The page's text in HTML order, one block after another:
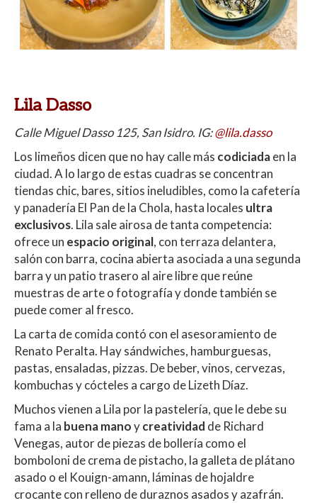
Lila Dasso
Calle Miguel Dasso 125, San Isidro. IG:@lila.dasso
Los limeños dicen que no hay calle más codiciadaen la
ciudad. A lo largo de estas cuadras se concentran
tiendas chic, bares, sitios ineludibles, como la cafetería
y panadería El Pan de la Chola, hasta locales ultra
exclusivos. Lila sale airosa de tanta competencia:
ofrece un espacio original, conterraza delantera,
salón con barra, cocina abierta asociada a una segunda
barra y un patio trasero al aire libre que reúne
muestras de arte o fotografía y donde también se
puede comer al fresco.
La carta de comida contó con el asesoramiento de
Renato Peralta. Hay sándwiches, hamburguesas,
pastas, ensaladas, pizzas. De beber, vinos, cervezas,
kombuchas y cócteles a cargo de Lizeth Díaz.
Muchos vienen a Lila por la pastelería, que le debe su
fama a la buena manoycreatividad de Richard
Venegas, autor de piezas de bollería como el
bomboloni de crema de pistacho, la galleta de plátano
asado o el Kouign-amann, láminas de hojaldre
crocante con relleno de duraznos asados y azafrán.